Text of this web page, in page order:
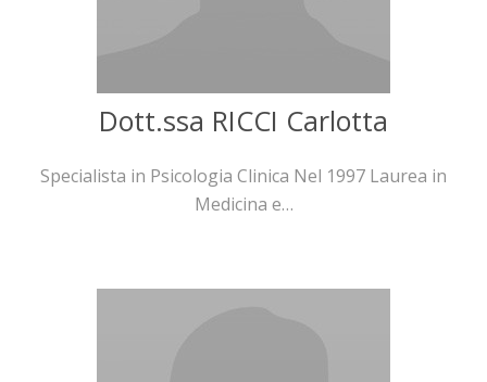
Dott.ssa RICCI Carlotta
Specialista in Psicologia Clinica Nel 1997 Laurea in
Medicina e…